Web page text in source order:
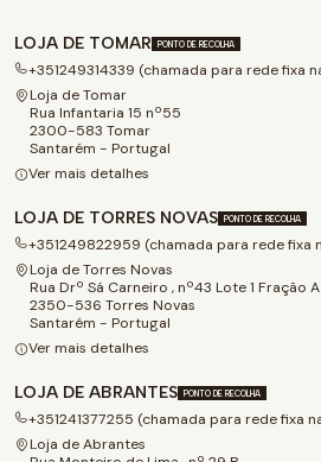
LOJA DE TOMAR PONTO DE RECOLHA
+351249314339 (chamada para rede fixa
Loja de Tomar
Rua Infantaria 15 nº55
2300-583 Tomar
Santarém - Portugal
Ver mais detalhes
LOJA DE TORRES NOVAS PONTO DE RECOLHA
+351249822959 (chamada para rede fixa
Loja de Torres Novas
Rua Drº Sá Carneiro , nº43 Lote 1 Fração A
2350-536 Torres Novas
Santarém - Portugal
Ver mais detalhes
LOJA DE ABRANTES PONTO DE RECOLHA
+351241377255 (chamada para rede fixa
Loja de Abrantes